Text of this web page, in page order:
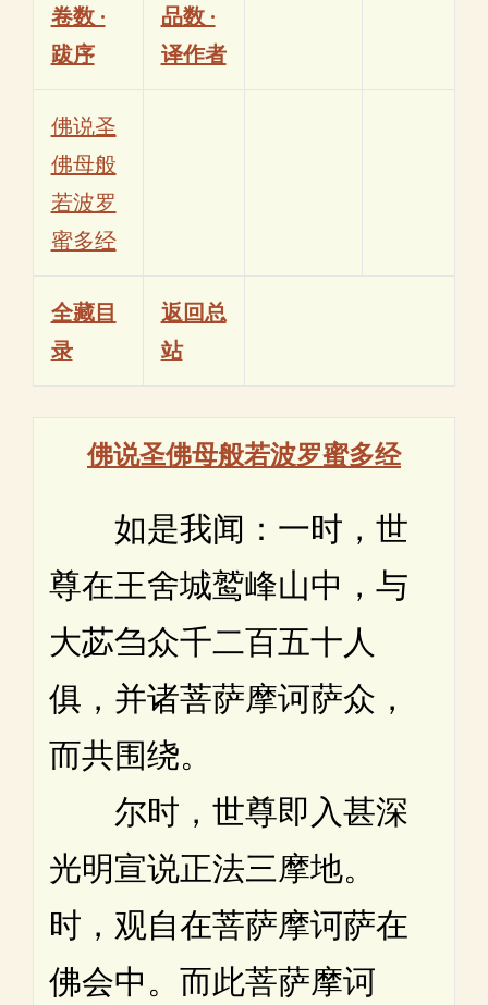
卷数 ·
跋序
品数 ·
译作者
佛说圣
佛母般
若波罗
蜜多经
全藏目
录
返回总
站
佛说圣佛母般若波罗蜜多经
如是我闻：一时，世
尊在王舍城鹫峰山中，与
大苾刍众千二百五十人
俱，并诸菩萨摩诃萨众，
而共围绕。
尔时，世尊即入甚深
光明宣说正法三摩地。
时，观自在菩萨摩诃萨在
佛会中。而此菩萨摩诃